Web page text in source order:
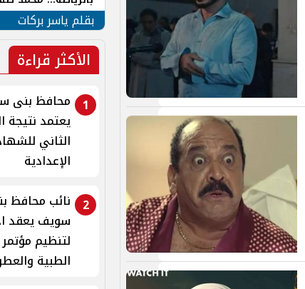
الهوية في الشارع
بقلم ياسر بركات
الأكثر قراءة
1
محافظ بنى
يعتمد نتيجة
الثاني
الإعدادية
2
نائب محافظ
سويف يعقد
لتنظيم مؤتمر
الطبية